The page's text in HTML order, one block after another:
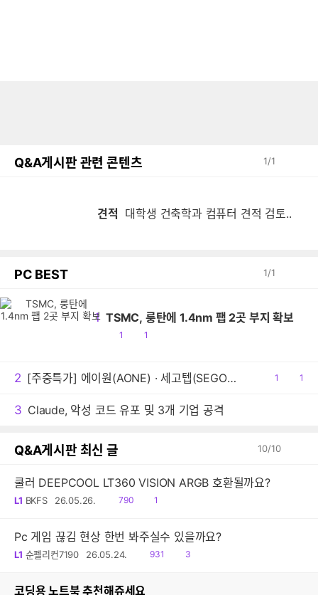
Q&A게시판 관련 콘텐츠 1/1
견적 대학생 건축학과 컴퓨터 견적 검토..
PC BEST 1/1
1 TSMC, 룽탄에 1.4nm 팹 2곳 부지 확보
공1
댓1
2 [주중특가] 에이원(AONE) · 세고텝(SEGOTEP) 쿨링팬 주중 5일 한정 특가 및 1+1 프로모션 안내!
공1
댓1
3 Claude, 악성 코드 유포 및 3개 기업 공격
Q&A게시판 최신 글 10/10
쿨러 DEEPCOOL LT360 VISION ARGB 호환될까요?
L1 BKFS 26.05.26.
읽
790
댓1
Pc 게임 끊김 현상 한번 봐주실수 있을까요?
L1 순펠리컨7190 26.05.24.
읽
931
댓
3
코딩용 노트북 추천해쥬세요